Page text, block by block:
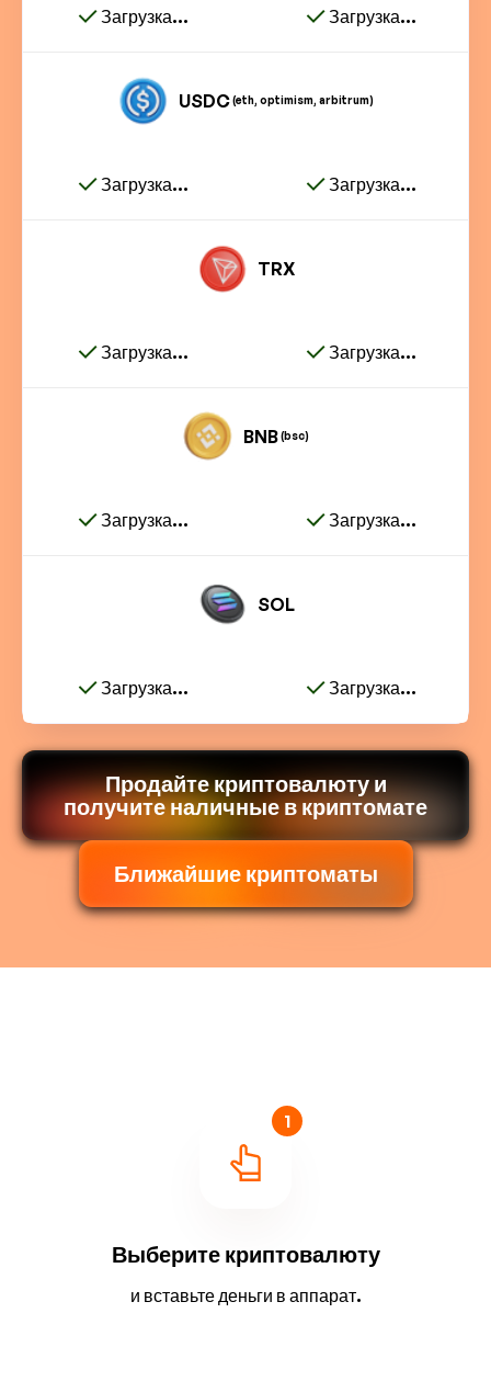
Загрузка... Загрузка...
USDC(eth, optimism, arbitrum)
Загрузка... Загрузка...
TRX
Загрузка... Загрузка...
BNB(bsc)
Загрузка... Загрузка...
SOL
Загрузка... Загрузка...
Продайте криптовалюту и
получите наличные в криптомате
Ближайшие криптоматы
1
Выберите криптовалюту
и вставьте деньги в аппарат.